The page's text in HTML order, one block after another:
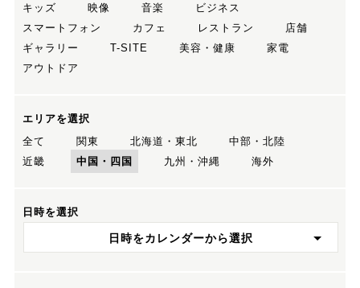
キッズ
映像 音楽
ビジネス
スマートフォン
カフェ レストラン
店舗
ギャラリー
T-SITE 美容・健康
家電
アウトドア
エリアを選択
全て
関東 北海道・東北
中部・北陸
近畿
中国・四国 九州・沖縄 海外
日時を選択
日時をカレンダーから選択